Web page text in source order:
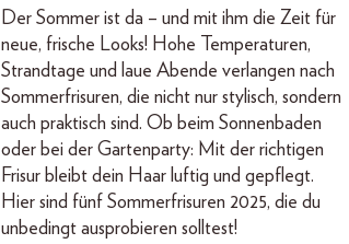
Der Sommer ist da – und mit ihm die Zeit für
neue, frische Looks! Hohe Temperaturen,
Strandtage und laue Abende verlangen nach
Sommerfrisuren, die nicht nur stylisch, sondern
auch praktisch sind. Ob beim Sonnenbaden
oder bei der Gartenparty: Mit der richtigen
Frisur bleibt dein Haar luftig und gepflegt.
Hier sind fünf Sommerfrisuren 2025, die du
unbedingt ausprobieren solltest!